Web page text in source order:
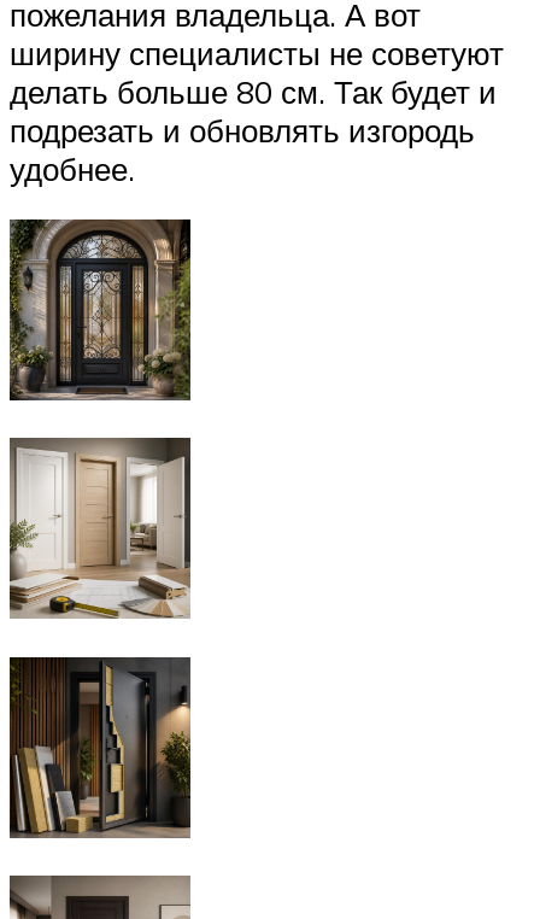
пожелания владельца. А вот
ширину специалисты не советуют
делать больше 80 см. Так будет и
подрезать и обновлять изгородь
удобнее.